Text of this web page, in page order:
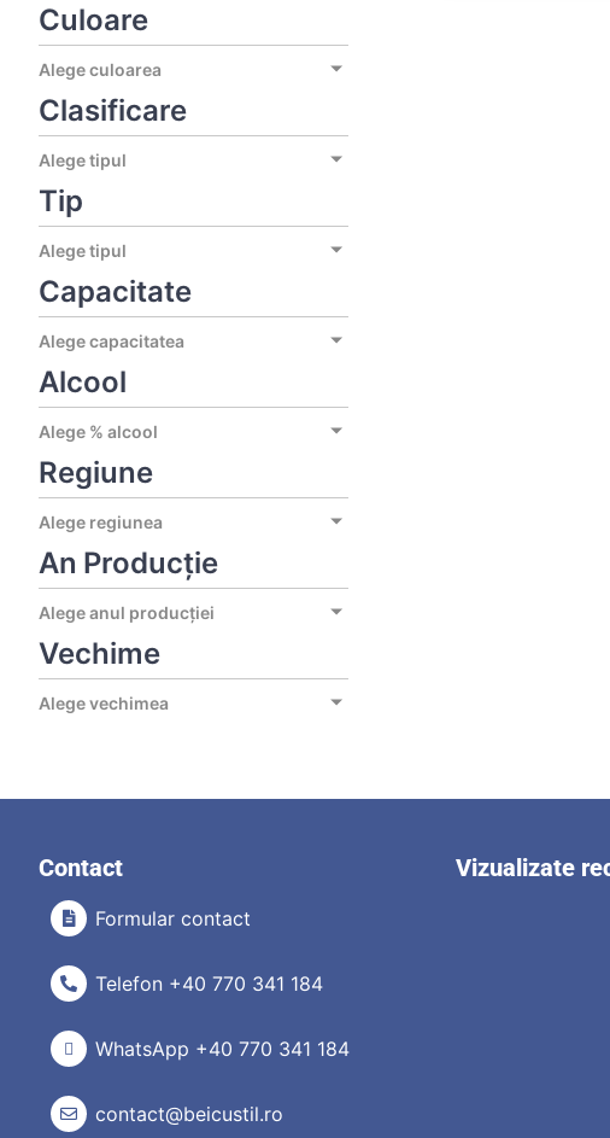
Culoare
Alege culoarea
Clasificare
Alege tipul
Tip
Alege tipul
Capacitate
Alege capacitatea
Alcool
Alege % alcool
Regiune
Alege regiunea
An Producție
Alege anul producției
Vechime
Alege vechimea
Contact
Formular contact
Telefon +40 770 341 184
WhatsApp +40 770 341 184
contact@beicustil.ro
Vizualizate